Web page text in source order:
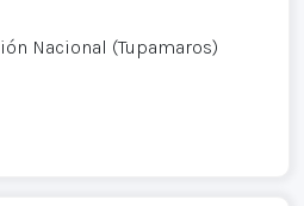
Nacional (Tupamaros)